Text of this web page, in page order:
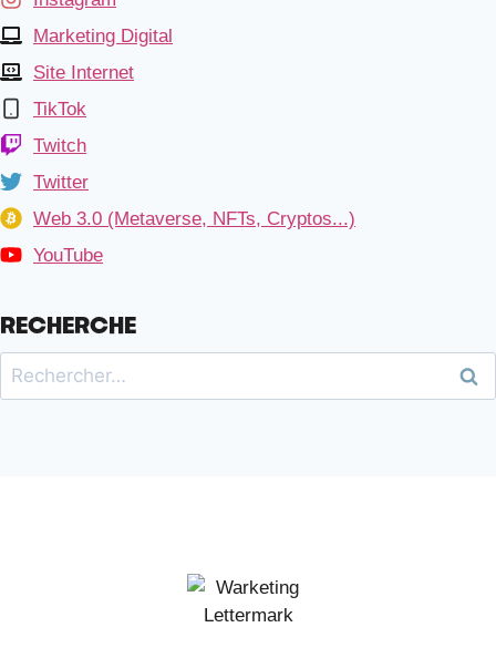
Marketing Digital
Site Internet
TikTok
Twitch
Twitter
Web 3.0 (Metaverse, NFTs, Cryptos...)
YouTube
RECHERCHE